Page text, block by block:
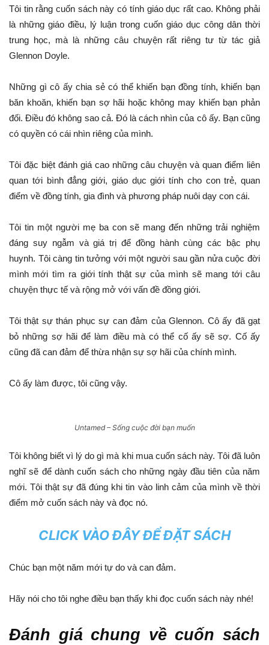
Tôi tin rằng cuốn sách này có tính giáo dục rất cao. Không phải
là những giáo điều, lý luận trong cuốn giáo dục công dân thời
trung học, mà là những câu chuyện rất riêng tư từ tác giả
Glennon Doyle.
Những gì cô ấy chia sẻ có thể khiến bạn đồng tính, khiến bạn
băn khoăn, khiến bạn sợ hãi hoặc không may khiến bạn phản
đối. Điều đó không sao cả. Đó là cách nhìn của cô ấy. Bạn cũng
có quyền có cái nhìn riêng của mình.
Tôi đặc biệt đánh giá cao những câu chuyện và quan điểm liên
quan tới bình đẳng giới, giáo dục giới tính cho con trẻ, quan
điểm về đồng tính, gia đình và phương pháp nuôi dạy con cái.
Tôi tin một người mẹ ba con sẽ mang đến những trải nghiệm
đáng suy ngẫm và giá trị để đồng hành cùng các bậc phụ
huynh. Tôi càng tin tưởng với một người sau gần nửa cuộc đời
mình mới tìm ra giới tính thật sự của mình sẽ mang tới câu
chuyện thực tế và rộng mở với vấn đề đồng giới.
Tôi thật sự thán phục sự can đảm của Glennon. Cô ấy đã gạt
bỏ những sợ hãi để làm điều mà có thể cố ấy sẽ sợ. Cố ấy
cũng đã can đảm để thừa nhận sự sợ hãi của chính mình.
Cô ấy làm được, tôi cũng vậy.
Untamed – Sống cuộc đời bạn muốn
Tôi không biết vì lý do gì mà khi mua cuốn sách này. Tôi đã luôn
nghĩ sẽ để dành cuốn sách cho những ngày đầu tiên của năm
mới. Tôi thật sự đã đúng khi tin vào linh cảm của mình về thời
điểm mở cuốn sách này và đọc nó.
CLICK VÀO ĐÂY ĐỂ ĐẶT SÁCH
Chúc bạn một năm mới tự do và can đảm.
Hãy nói cho tôi nghe điều bạn thấy khi đọc cuốn sách này nhé!
Đánh giá chung về cuốn sách